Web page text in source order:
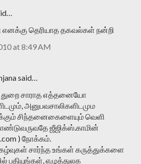
எனக்கு தெரியாத தகவல்கள் நன்றி
at 8:49 AM
said…
துறை சாராத எத்தனையோ
அனுபவசாலிகளிடமும
சிந்தனைகைளையும் வெளி
ஜீஜிக்ஸ்.காமின்
) நோக்கம்.
சார்ந்த உங்கள் கருத்துக்களை
பதியுங்கள், எழுத்துலக